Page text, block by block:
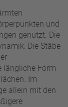
und
genutzt. Die
Die Stäbe
längliche Form
Im
allein mit den